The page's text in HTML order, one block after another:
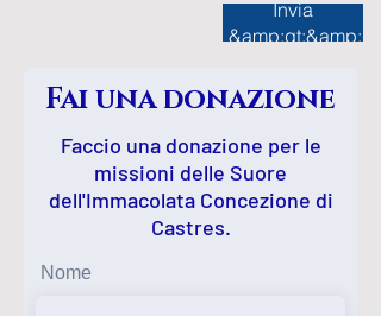
Invia
Fai una donazione
Faccio una donazione per le
missioni delle Suore
dell'Immacolata Concezione di
Castres.
Nome